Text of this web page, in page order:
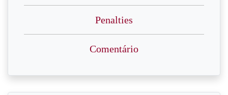
Penalties
Comentário